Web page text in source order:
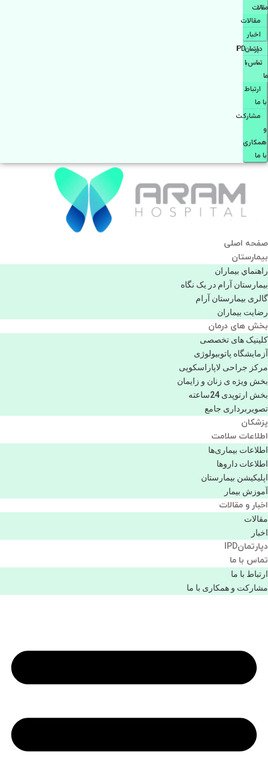
مقالات
مقالات
اخبار
دپارتمانIPD
تماس با
ما
ارتباط
با ما
مشاركت
و
همكاری
با ما
صفحه اصلی
بيمارستان
راهنماي بیماران
بیمارستان آرام در یک نگاه
گالری بیمارستان آرام
رضایت بیماران
بخش های درمان
کلینیک های تخصصی
آزمایشگاه پاتوبیولوژی
مرکز جراحی لاپاراسکوپی
بخش ویژه ی زنان و زایمان
بخش ارتوپدی 24ساعته
تصویربرداری جامع
پزشكان
اطلاعات سلامت
اطلاعات بیماری‌ها
اطلاعات دارو‌ها
اپليكيشن بيمارستان
آموزش بیمار
اخبار و مقالات
مقالات
اخبار
دپارتمانIPD
تماس با ما
ارتباط با ما
مشاركت و همكاری با ما